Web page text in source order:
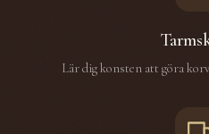
Lär dig konsten att göra